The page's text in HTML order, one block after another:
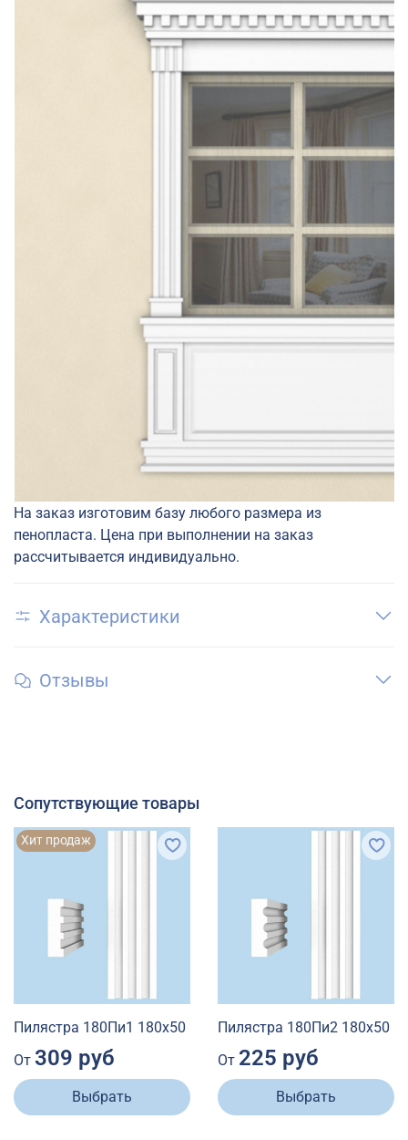
На заказ изготовим базу любого размера из
пенопласта. Цена при выполнении на заказ
рассчитывается индивидуально.
Характеристики
Отзывы
Сопутствующие товары
Хит продаж
Пилястра 180Пи1 180х50
От 309 руб
Выбрать
Пилястра 180Пи2 180х50
От 225 руб
Выбрать